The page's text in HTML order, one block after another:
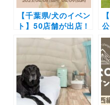
【千葉県/犬のイベン
ト】50店舗が出店！
都市型リゾートパー
クで初ドッグマルシ
MARCHE INAGE」
を開催！（SUNSET
BEACH PARK
INAGE）4/8-4/9